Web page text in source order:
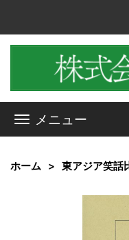
メニュー
ホーム 東アジア笑話